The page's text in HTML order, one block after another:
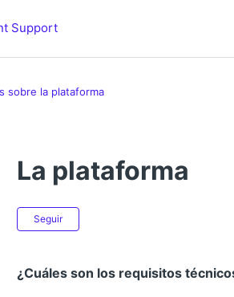
Support
sobre la plataforma
La plataforma
Seguir
¿Cuáles son los requisitos